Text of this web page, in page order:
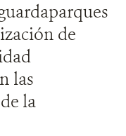
de
las
la